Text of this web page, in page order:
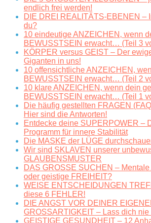
endlich frei werden!
DIE DREI REALITÄTS-EBENEN –
du?
10 eindeutige ANZEICHEN, wenn
BEWUSSTSEIN erwacht… (Teil 3
KÖRPER versus GEIST – Der
Giganten in uns!
10 offensichtliche ANZEICHEN,
BEWUSSTSEIN erwacht… (Teil 2
10 klare ANZEICHEN, wenn dein
BEWUSSTSEIN erwacht… (Teil 1
Die häufig gestellten FRAGEN
Hier sind die Antworten!
Entdecke deine SUPERPOWER –
Programm für innere Stabilität
Die MASKE der LÜGE
Wir sind SKLAVEN unserer
GLAUBENSMUSTER
DAS GROSSE SUCHEN –
oder geistige FREIHEIT?
WEISE ENTSCHEIDUNGEN
diese 6 FEHLER!
DIE ANGST VOR DEINER
GROSSARTIGKEIT – Lass dich nie
GEISTIGE GESUNDHEIT – 12